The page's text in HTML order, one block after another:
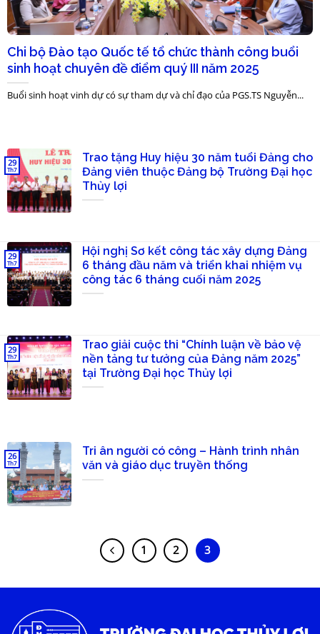
Chi bộ Đào tạo Quốc tế tổ chức thành công buổi
sinh hoạt chuyên đề điểm quý III năm 2025
Buổi sinh hoạt vinh dự có sự tham dự và chỉ đạo của PGS.TS Nguyễn...
Trao tặng Huy hiệu 30 năm tuổi Đảng cho
Đảng viên thuộc Đảng bộ Trường Đại học
Thủy lợi
29
Th7
Hội nghị Sơ kết công tác xây dựng Đảng
6 tháng đầu năm và triển khai nhiệm vụ
công tác 6 tháng cuối năm 2025
29
Th7
Trao giải cuộc thi “Chính luận về bảo vệ
nền tảng tư tưởng của Đảng năm 2025”
tại Trường Đại học Thủy lợi
29
Th7
Tri ân người có công – Hành trình nhân
văn và giáo dục truyền thống
26
Th7
1 2 3